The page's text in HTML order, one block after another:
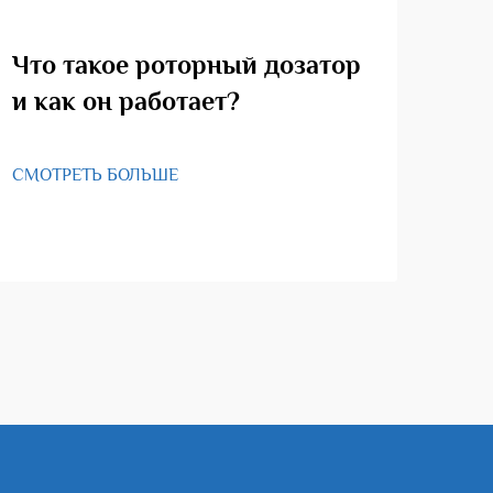
Что такое роторный дозатор
и как он работает?
СМОТРЕТЬ БОЛЬШЕ